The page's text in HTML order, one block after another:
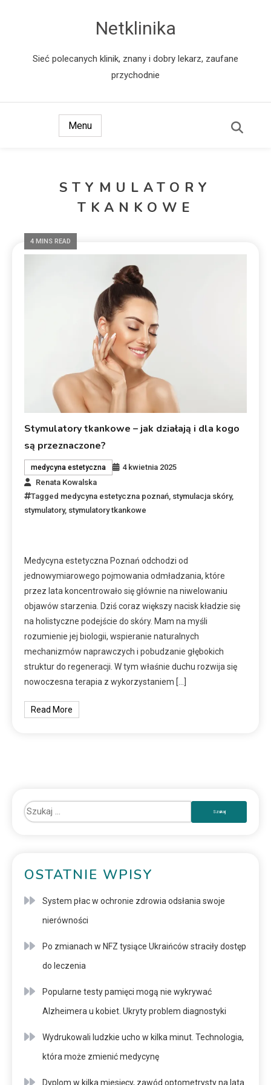
Netklinika
Sieć polecanych klinik, znany i dobry lekarz, zaufane
przychodnie
Menu
STYMULATORY
TKANKOWE
4 MINS READ
Stymulatory tkankowe – jak działają i dla kogo
są przeznaczone?
medycyna estetyczna
4 kwietnia 2025
Renata Kowalska
Tagged medycyna estetyczna poznań stymulacja skóry,
stymulatory, stymulatory tkankowe
Medycyna estetyczna Poznań odchodzi od
jednowymiarowego pojmowania odmładzania, które
przez lata koncentrowało się głównie na niwelowaniu
objawów starzenia. Dziś coraz większy nacisk kładzie się
na holistyczne podejście do skóry. Mam na myśli
rozumienie jej biologii, wspieranie naturalnych
mechanizmów naprawczych i pobudzanie głębokich
struktur do regeneracji. W tym właśnie duchu rozwija się
nowoczesna terapia z wykorzystaniem […]
Read More
OSTATNIE WPISY
System płac w ochronie zdrowia odsłania swoje
nierówności
Po zmianach w NFZ tysiące Ukraińców straciły dostęp
do leczenia
Popularne testy pamięci mogą nie wykrywać
Alzheimera u kobiet. Ukryty problem diagnostyki
Wydrukowali ludzkie ucho w kilka minut. Technologia,
która może zmienić medycynę
Dyplom w kilka miesięcy, zawód optometrysty na lata.